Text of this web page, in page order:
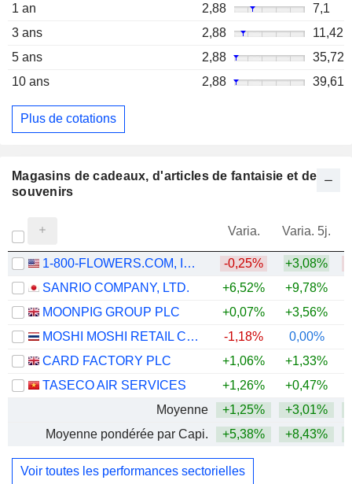
1 an
2,88
7,1
3 ans
2,88
11,42
5 ans
2,88
35,72
10 ans
2,88 39,61
Plus de cotations
Magasins de cadeaux, d'articles de fantaisie et de
souvenirs
Varia. Varia. 5j.
1-800-FLOWERS.COM, INC. -0,25% +3,08%
SANRIO COMPANY, LTD.
+6,52% +9,78%
MOONPIG GROUP PLC
+0,07% +3,56%
MOSHI MOSHI RETAIL CORPORATION
-1,18% 0,00%
CARD FACTORY PLC
+1,06% +1,33%
TASECO AIR SERVICES
+1,26% +0,47%
Moyenne
+1,25% +3,01%
Moyenne pondérée par Capi.
+5,38% +8,43%
Voir toutes les performances sectorielles